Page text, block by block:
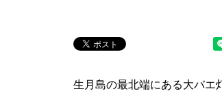
生月島の最北端にある大バエ